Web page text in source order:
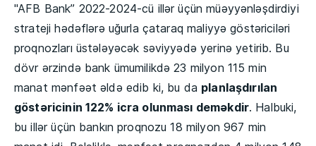
"AFB Bank” 2022-2024-cü illər üçün müəyyənləşdirdiyi
strateji hədəflərə uğurla çataraq maliyyə göstəriciləri
proqnozları üstələyəcək səviyyədə yerinə yetirib. Bu
dövr ərzində bank ümumilikdə 23 milyon 115 min
manat mənfəət əldə edib ki, bu da planlaşdırılan
göstəricinin 122% icra olunması deməkdir. Halbuki,
bu illər üçün bankın proqnozu 18 milyon 967 min